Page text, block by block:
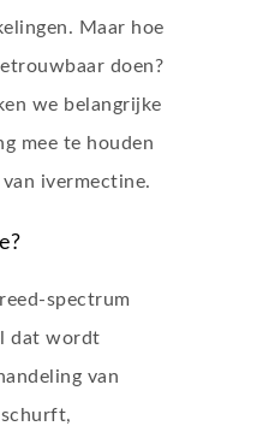
Maar hoe
doen?
we belangrijke
mee te houden
ivermectine.
spectrum
dat wordt
van